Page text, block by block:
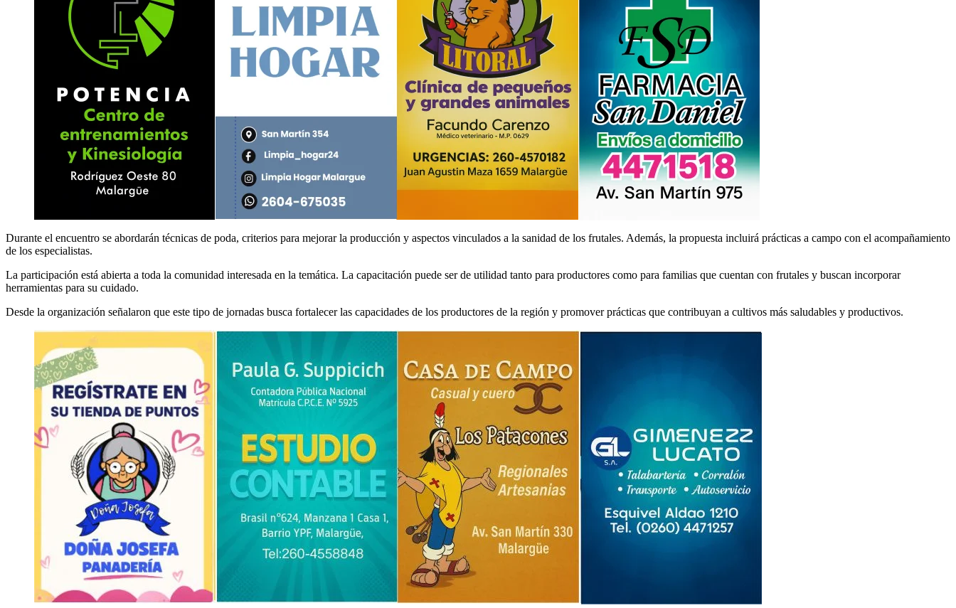
Durante el encuentro se abordarán técnicas de poda, criterios para mejorar la producción y aspectos vinculados a la sanidad de los frutales. Además, la propuesta incluirá prácticas a campo con el acompañamiento
de los especialistas.
La participación está abierta a toda la comunidad interesada en la temática. La capacitación puede ser de utilidad tanto para productores como para familias que cuentan con frutales y buscan incorporar
herramientas para su cuidado.
Desde la organización señalaron que este tipo de jornadas busca fortalecer las capacidades de los productores de la región y promover prácticas que contribuyan a cultivos más saludables y productivos.